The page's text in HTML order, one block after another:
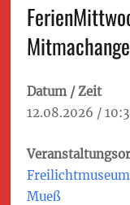
content
Datum / Zeit
12.08.2026 /
Mueß